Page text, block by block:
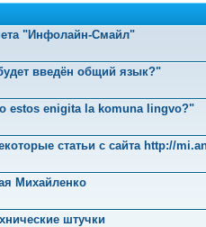
"Инфолайн-Смайл"
введён общий язык?"
estos enigita la komuna lingvo?"
статьи с сайта http://
Михайленко
штучки